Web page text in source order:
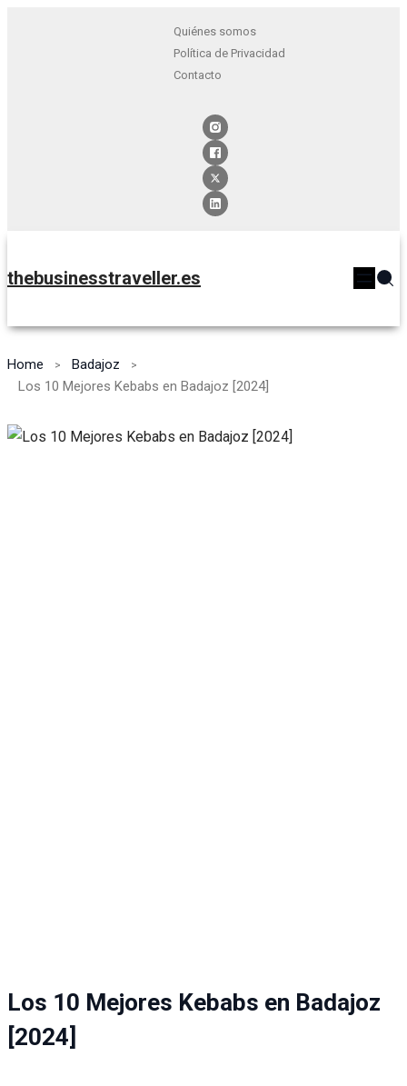
Quiénes somos
Política de Privacidad
Contacto
thebusinesstraveller.es
Home
Badajoz
Los 10 Mejores Kebabs en Badajoz [2024]
Los 10 Mejores Kebabs en Badajoz
[2024]